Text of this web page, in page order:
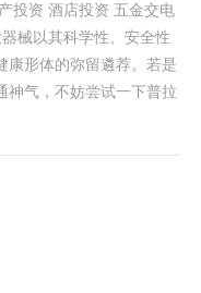
投资 酒店投资 五金交电
械以其科学性、安全性
康形体的弥留遴荐。若是
神气，不妨尝试一下普拉